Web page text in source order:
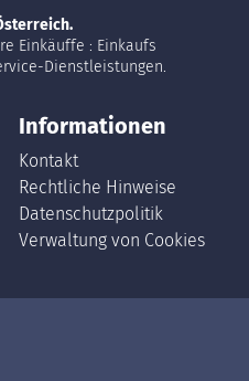
Einkäuffe : Einkaufs
Dienstleistungen.
Informationen
Kontakt
Rechtliche Hinweise
Datenschutzpolitik
Verwaltung von Cookies